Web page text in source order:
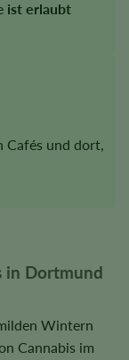
ist erlaubt
Cafés und dort,
in Dortmund
Wintern
Cannabis im